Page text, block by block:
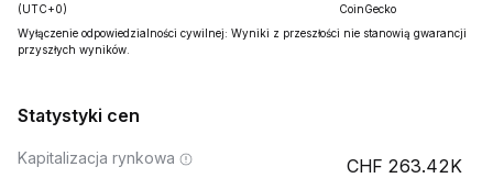
(UTC+0)
CoinGecko
Wyłączenie odpowiedzialności cywilnej: Wyniki z przeszłości nie stanowią gwarancji
przyszłych wyników.
Statystyki cen
Kapitalizacja rynkowa 263.42K